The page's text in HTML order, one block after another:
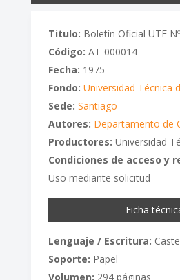
Titulo: Boletín Oficial UTE
Código: AT-000014
Fecha: 1975
Fondo: Universidad Técnica
Sede: Santiago
Autores: Departamento de
Productores: Universidad
Condiciones de acceso y
Uso mediante solicitud
Ficha
Lenguaje / Escritura:
Soporte: Papel
Volumen: 294 páginas